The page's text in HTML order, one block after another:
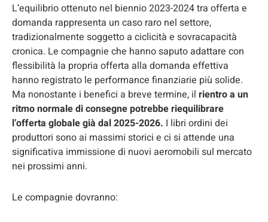
L’equilibrio ottenuto nel biennio 2023-2024 tra offerta e
domanda rappresenta un caso raro nel settore,
tradizionalmente soggetto a ciclicità e sovracapacità
cronica. Le compagnie che hanno saputo adattare con
flessibilità la propria offerta alla domanda effettiva
hanno registrato le performance finanziarie più solide.
Ma nonostante i benefici a breve termine, il rientro a un
ritmo normale di consegne potrebbe riequilibrare
l’offerta globale già dal 2025-2026. I libri ordini dei
produttori sono ai massimi storici e ci si attende una
significativa immissione di nuovi aeromobili sul mercato
nei prossimi anni.
Le compagnie dovranno: